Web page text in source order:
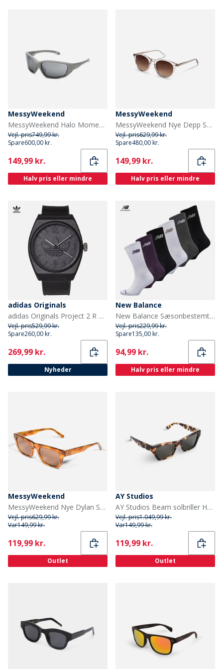
MessyWeekend
MessyWeekend Halo Momentum Solbriller Grey1
Vejl. pris749,99 kr.
Spare600,00 kr.
Current
149,99 kr.
Halv pris eller mindre
MessyWeekend
MessyWeekend Nye Depp Solbriller Roser
Vejl. pris629,99 kr.
Spare480,00 kr.
Current
149,99 kr.
Halv pris eller mindre
adidas Originals
adidas Originals Project 2 R Ur Sort
Vejl. pris529,99 kr.
Spare260,00 kr.
Current
269,99 kr.
Nyheder
New Balance
New Balance Sæsonbestemt seks pak crew sokker Multi
Vejl. pris229,99 kr.
Spare135,00 kr.
Current
94,99 kr.
Halv pris eller mindre
MessyWeekend
MessyWeekend Nye Dylan Solbriller Havana
Vejl. pris629,99 kr.
Var149,99 kr.
Current
119,99 kr.
Outlet
AY Studios
AY Studios Beam solbriller Havana
Vejl. pris1.049,99 kr.
Var149,99 kr.
Current
119,99 kr.
Outlet